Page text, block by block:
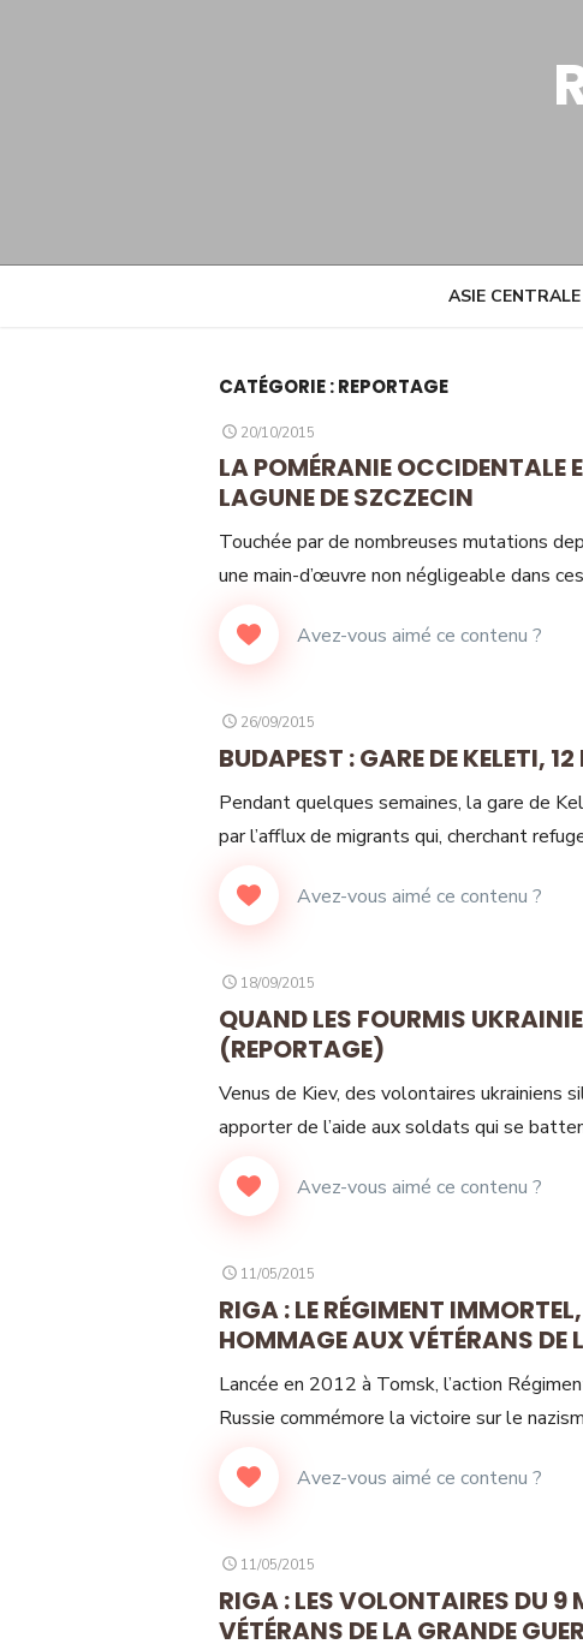
ASIE CENTRALE
CATÉGORIE :REPORTAGE
POSTED
20/10/2015
LA POMÉRANIE OCCIDENTALE
LAGUNE DE SZCZECIN
Touchée par de nombreuses mutations
une main-d’œuvre non négligeable dans
POSTED
26/09/2015
BUDAPEST : GARE DE KELETI,
Pendant quelques semaines, la gare de
par l’afflux de migrants qui, cherchant
POSTED
18/09/2015
QUAND LES FOURMIS
(REPORTAGE)
Venus de Kiev, des volontaires ukrainiens
apporter de l’aide aux soldats qui se
POSTED
11/05/2015
RIGA : LE RÉGIMENT
HOMMAGE AUX VÉTÉRANS DE
Lancée en 2012 à Tomsk, l’action
Russie commémore la victoire sur le
POSTED
11/05/2015
RIGA : LES VOLONTAIRES DU
VÉTÉRANS DE LA GRANDE